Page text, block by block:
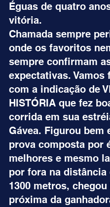
Éguas de quatro
vitória.
Chamada sempre
onde os favoritos
sempre confirmam
expectativas. Vamos
com a indicação de
HISTÓRIA que fez
corrida em sua
Gávea. Figurou bem
prova composta por
melhores e mesmo
por fora na distância
1300 metros, chegou
próxima da